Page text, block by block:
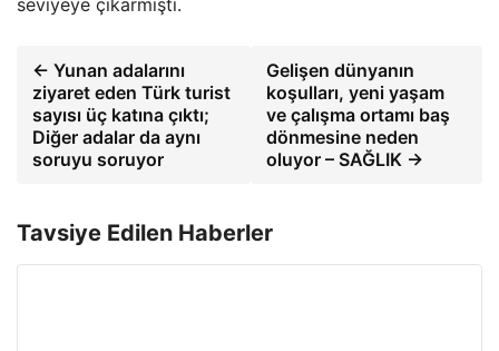
← Yunan adalarını
ziyaret eden Türk turist
sayısı üç katına çıktı;
Diğer adalar da aynı
soruyu soruyor
Gelişen dünyanın
koşulları, yeni yaşam
ve çalışma ortamı baş
dönmesine neden
oluyor – SAĞLIK →
Tavsiye Edilen Haberler